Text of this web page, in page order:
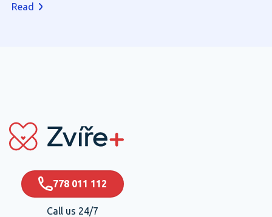
maličkosti mohou výrazně přispět k jejich pohodlí a
Read
778 011 112
Call us 24/7